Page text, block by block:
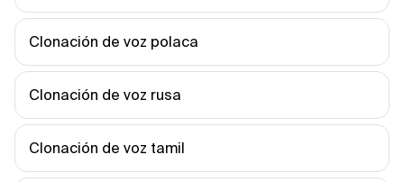
Clonación de voz polaca
Clonación de voz rusa
Clonación de voz tamil